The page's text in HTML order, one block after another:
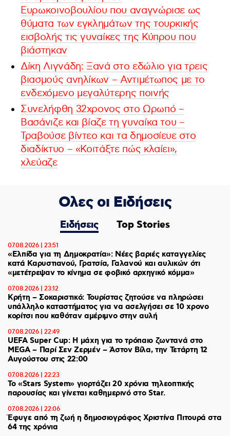
Ευρωκοινοβουλίου που αναγνώρισε ως
θύματα των εγκλημάτων της τουρκικής
εισβολής τις γυναίκες της Κύπρου που
βιάστηκαν
Δίκη Λιγνάδη: Ξανά στο εδώλιο για τρεις
βιασμούς ανηλίκων – Αντιμέτωπος με το
ενδεχόμενο μεγαλύτερης ποινής
Συνελήφθη 32χρονος στο Ωρωπό –
Βασάνιζε και βίαζε τη γυναίκα του –
Τραβούσε βίντεο και τα δημοσίευε στο
διαδίκτυο – «Κοιτάξτε πώς κλαίει»,
χλεύαζε
Ολες οι Ειδήσεις
Ειδήσεις Top Stories
07.08.2026 | 23:51
«Ελπίδα για τη Δημοκρατία»: Νέες βαριές καταγγελίες
κατά Καρυστιανού, Γρατσία, Γαλανού και αυλικών ότι
«μετέτρεψαν το κίνημα σε φοβικό αρχηγικό κόμμα»
07.08.2026 | 23:12
Κρήτη – Σοκαριστικό: Τουρίστας ζητούσε να πληρώσει
υπάλληλο καταστήματος για να ασελγήσει σε 10 χρονο
κορίτσι που καθόταν αμέριμνο στην αυλή
07.08.2026 | 22:49
UEFA Super Cup: Η μάχη για το τρόπαιο ζωντανά στο
MEGA – Παρί Σεν Ζερμέν – Άστον Βίλα, την Τετάρτη 12
Αυγούστου στις 22:00
07.08.2026 | 22:23
Το «Stars System» γιορτάζει 20 χρόνια τηλεοπτικής
παρουσίας και γίνεται καθημερινό στο Star.
07.08.2026 | 22:06
Έφυγε από τη ζωή η δημοσιογράφος Χριστίνα Πιτουρά στα
64 της χρόνια